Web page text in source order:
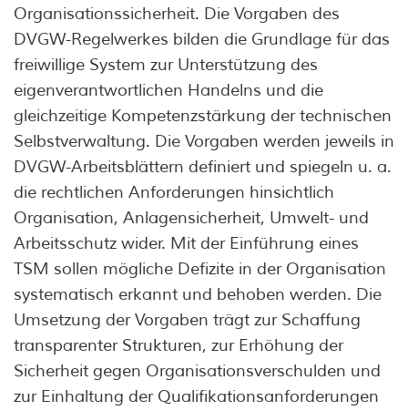
Organisationssicherheit. Die Vorgaben des
DVGW-Regelwerkes bilden die Grundlage für das
freiwillige System zur Unterstützung des
eigenverantwortlichen Handelns und die
gleichzeitige Kompetenzstärkung der technischen
Selbstverwaltung. Die Vorgaben werden jeweils in
DVGW-Arbeitsblättern definiert und spiegeln u. a.
die rechtlichen Anforderungen hinsichtlich
Organisation, Anlagensicherheit, Umwelt- und
Arbeitsschutz wider. Mit der Einführung eines
TSM sollen mögliche Defizite in der Organisation
systematisch erkannt und behoben werden. Die
Umsetzung der Vorgaben trägt zur Schaffung
transparenter Strukturen, zur Erhöhung der
Sicherheit gegen Organisationsverschulden und
zur Einhaltung der Qualifikationsanforderungen